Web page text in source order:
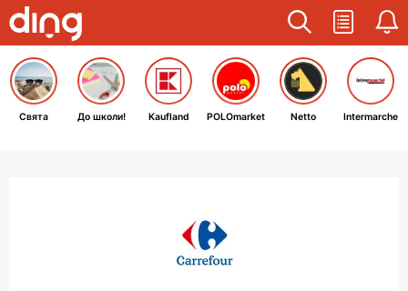
Свята До школи! Kaufland POLOmarket Netto Intermarche